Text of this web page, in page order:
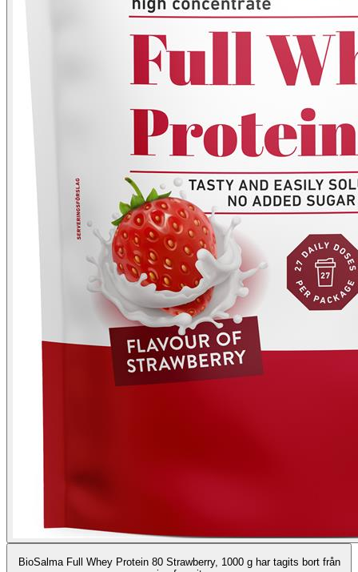
BioSalma Full Whey Protein 80 Strawberry, 1000 g har tagits bort från